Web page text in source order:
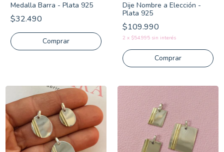
Medalla Barra - Plata 925
$32.490
Comprar
Dije Nombre a Elección -
Plata 925
$109.990
2 x $54.995 sin interés
Comprar